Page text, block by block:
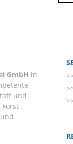
GmbH in
und
,